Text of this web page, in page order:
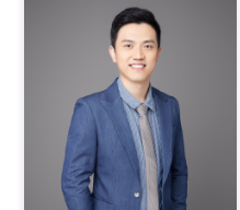
经济研究院院长，二级教
授，博士生（后）导师，北
京市长城学者，国务院政府
特殊津贴专家